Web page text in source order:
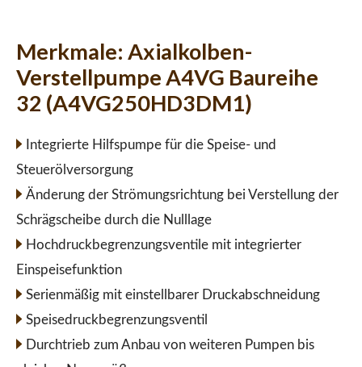
Merkmale: Axialkolben-
Verstellpumpe A4VG Baureihe
32 (A4VG250HD3DM1)
Integrierte Hilfspumpe für die Speise- und
Steuerölversorgung
Änderung der Strömungsrichtung bei Verstellung der
Schrägscheibe durch die Nulllage
Hochdruckbegrenzungsventile mit integrierter
Einspeisefunktion
Serienmäßig mit einstellbarer Druckabschneidung
Speisedruckbegrenzungsventil
Durchtrieb zum Anbau von weiteren Pumpen bis